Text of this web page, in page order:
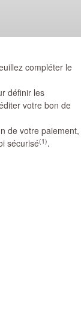
compléter le
définir les
votre bon de
de votre paiement,
sécurisé(1).